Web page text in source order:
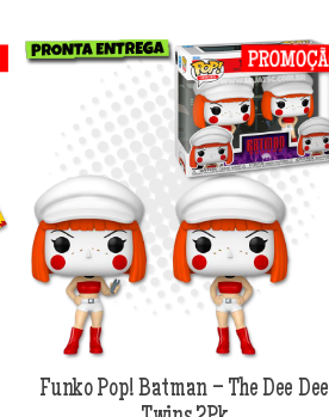
Funko Pop! Batman – The Dee Dee